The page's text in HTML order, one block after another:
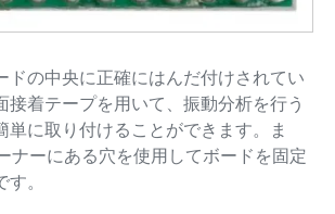
ドの中央に正確にはんだ付けされてい
接着テープを用いて、振動分析を行う
単に取り付けることができます。ま
ナーにある穴を使用してボードを固定
。